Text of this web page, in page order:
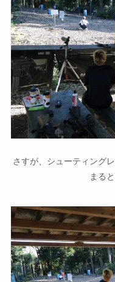
さすが、シューティング
まる